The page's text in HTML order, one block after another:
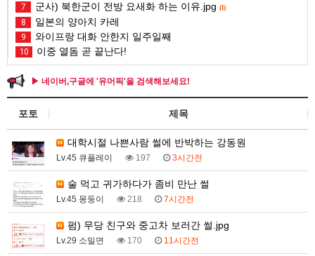
7 군사) 북한군이 전방 요새화 하는 이유.jpg (1)
8 일본의 양아치 카레
9 와이프랑 대화 안한지 일주일째
10 이중 열돔 곧 끝난다!
▶ 네이버,구글에 '유머픽'을 검색해보세요!
포토 제목
대학시절 나쁜사람 썰에 반박하는 강동원
Lv.45 큐플레이 197 3시간전
술 먹고 귀가하다가 좀비 만난 썰
Lv.45 몽둥이 218 7시간전
펌) 무당 친구와 중고차 보러간 썰.jpg
Lv.29 소밀면 170 11시간전